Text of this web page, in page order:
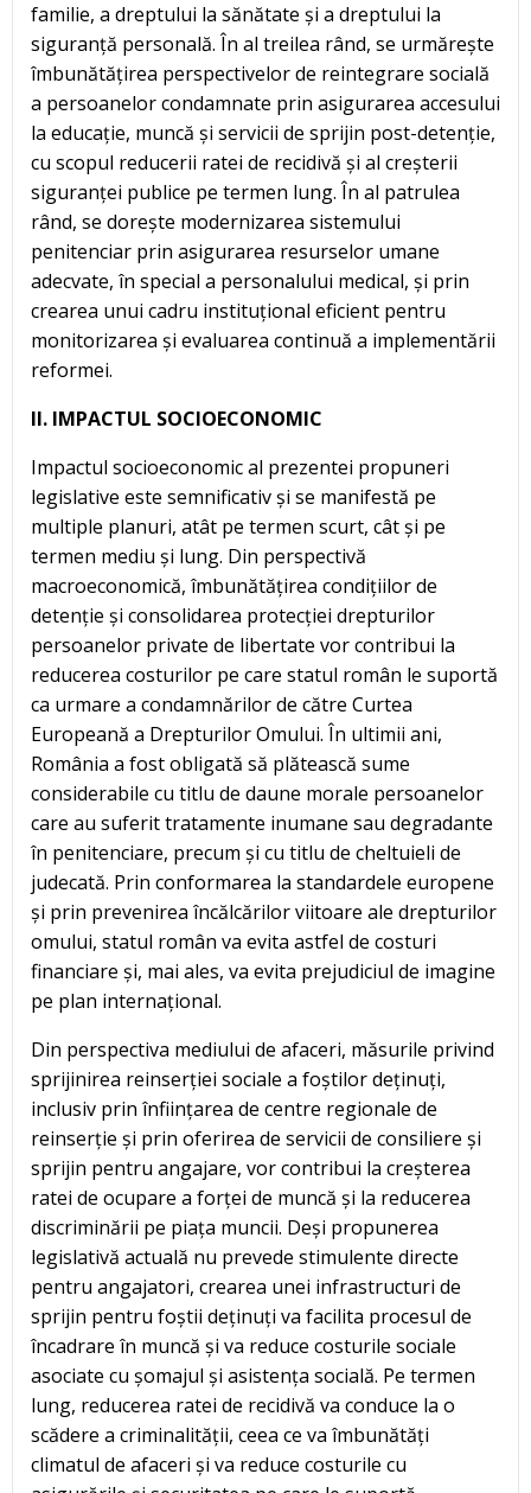
familie, a dreptului la sănătate și a dreptului la
siguranță personală. În al treilea rând, se urmărește
îmbunătățirea perspectivelor de reintegrare socială
a persoanelor condamnate prin asigurarea accesului
la educație, muncă și servicii de sprijin post-detenție,
cu scopul reducerii ratei de recidivă și al creșterii
siguranței publice pe termen lung. În al patrulea
rând, se dorește modernizarea sistemului
penitenciar prin asigurarea resurselor umane
adecvate, în special a personalului medical, și prin
crearea unui cadru instituțional eficient pentru
monitorizarea și evaluarea continuă a implementării
reformei.
II. IMPACTUL SOCIOECONOMIC
Impactul socioeconomic al prezentei propuneri
legislative este semnificativ și se manifestă pe
multiple planuri, atât pe termen scurt, cât și pe
termen mediu și lung. Din perspectivă
macroeconomică, îmbunătățirea condițiilor de
detenție și consolidarea protecției drepturilor
persoanelor private de libertate vor contribui la
reducerea costurilor pe care statul român le suportă
ca urmare a condamnărilor de către Curtea
Europeană a Drepturilor Omului. În ultimii ani,
România a fost obligată să plătească sume
considerabile cu titlu de daune morale persoanelor
care au suferit tratamente inumane sau degradante
în penitenciare, precum și cu titlu de cheltuieli de
judecată. Prin conformarea la standardele europene
și prin prevenirea încălcărilor viitoare ale drepturilor
omului, statul român va evita astfel de costuri
financiare și, mai ales, va evita prejudiciul de imagine
pe plan internațional.
Din perspectiva mediului de afaceri, măsurile privind
sprijinirea reinserției sociale a foștilor deținuți,
inclusiv prin înființarea de centre regionale de
reinserție și prin oferirea de servicii de consiliere și
sprijin pentru angajare, vor contribui la creșterea
ratei de ocupare a forței de muncă și la reducerea
discriminării pe piața muncii. Deși propunerea
legislativă actuală nu prevede stimulente directe
pentru angajatori, crearea unei infrastructuri de
sprijin pentru foștii deținuți va facilita procesul de
încadrare în muncă și va reduce costurile sociale
asociate cu șomajul și asistența socială. Pe termen
lung, reducerea ratei de recidivă va conduce la o
scădere a criminalității, ceea ce va îmbunătăți
climatul de afaceri și va reduce costurile cu